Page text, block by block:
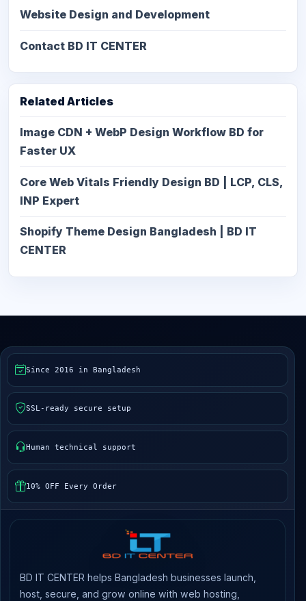
Website Design and Development
Contact BD IT CENTER
Related Articles
Image CDN + WebP Design Workflow BD for
Faster UX
Core Web Vitals Friendly Design BD | LCP, CLS,
INP Expert
Shopify Theme Design Bangladesh | BD IT
CENTER
Since 2016 in Bangladesh
SSL-ready secure setup
Human technical support
10% OFF Every Order
BD IT CENTER helps Bangladesh businesses launch,
host, secure, and grow online with web hosting,